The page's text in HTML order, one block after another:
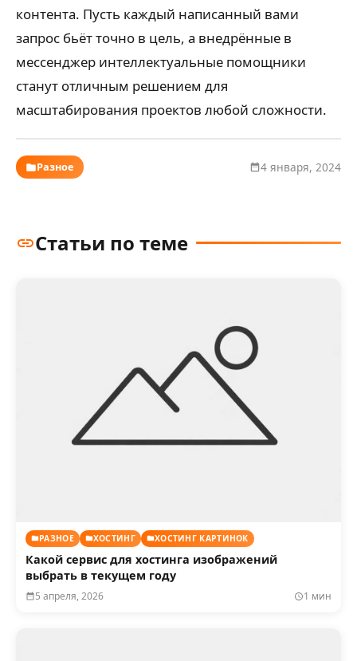
контента. Пусть каждый написанный вами
запрос бьёт точно в цель, а внедрённые в
мессенджер интеллектуальные помощники
станут отличным решением для
масштабирования проектов любой сложности.
Разное 4 января, 2024
Статьи по теме
РАЗНОЕ ХОСТИНГ ХОСТИНГ КАРТИНОК
Какой сервис для хостинга изображений
выбрать в текущем году
5 апреля, 2026 1 мин